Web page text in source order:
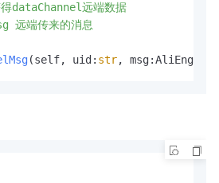
dataChannel远端数据
远端传来的消息
(self, uid: str,